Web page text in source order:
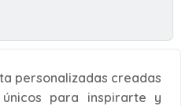
personalizadas creadas
para inspirarte y